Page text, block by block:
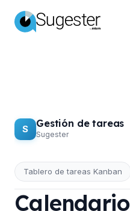
S Gestión de tareas
Sugester
Tablero de tareas Kanban
GESTIÓN DE TAREAS
Calendario